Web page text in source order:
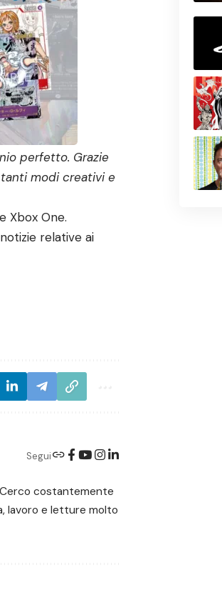
perfetto. Grazie
modi creativi e
Xbox One.
relative ai
Segui
costantemente
lavoro e letture molto